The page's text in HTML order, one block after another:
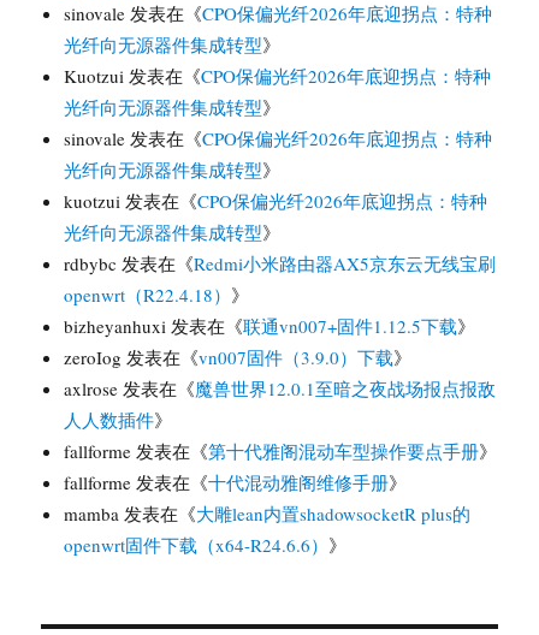
sinovale 发表在《CPO保偏光纤2026年底迎拐点：特种
光纤向无源器件集成转型》
Kuotzui 发表在《CPO保偏光纤2026年底迎拐点：特种
光纤向无源器件集成转型》
sinovale 发表在《CPO保偏光纤2026年底迎拐点：特种
光纤向无源器件集成转型》
kuotzui 发表在《CPO保偏光纤2026年底迎拐点：特种
光纤向无源器件集成转型》
rdbybc 发表在《Redmi小米路由器AX5京东云无线宝刷
openwrt（R22.4.18） 》
bizheyanhuxi 发表在《联通vn007+固件1.12.5下载》
zeroIog 发表在《vn007固件（3.9.0）下载》
axlrose 发表在《魔兽世界12.0.1至暗之夜战场报点报敌
人人数插件》
fallforme 发表在《第十代雅阁混动车型操作要点手册》
fallforme 发表在《十代混动雅阁维修手册》
mamba 发表在《大雕lean内置shadowsocketR plus的
openwrt固件下载（x64-R24.6.6） 》